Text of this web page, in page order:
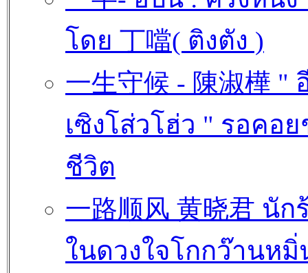
โดย 丁噹( ติงตัง )
一生守候 - 陳淑樺 "
เซิงโส่วโฮ่ว " รอคอ
ชีวิต
一路顺风 黄晓君 นัก
ในดวงใจโกกว๊านหมิ่